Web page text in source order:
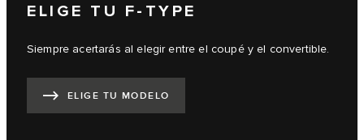
ELIGE TU F-TYPE
Siempre acertarás al elegir entre el coupé y el convertible.
ELIGE TU MODELO